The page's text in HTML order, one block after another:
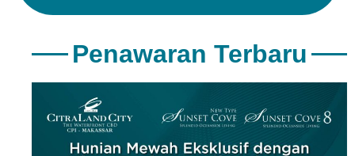
Penawaran Terbaru